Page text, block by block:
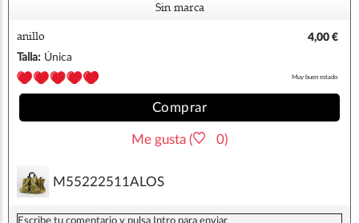
Sin marca
anillo
4,00 €
Talla: Única
Muy buen estado
Comprar
Me gusta ( 0)
M55222511ALOS